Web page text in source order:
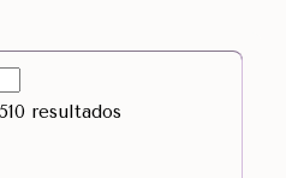
resultados